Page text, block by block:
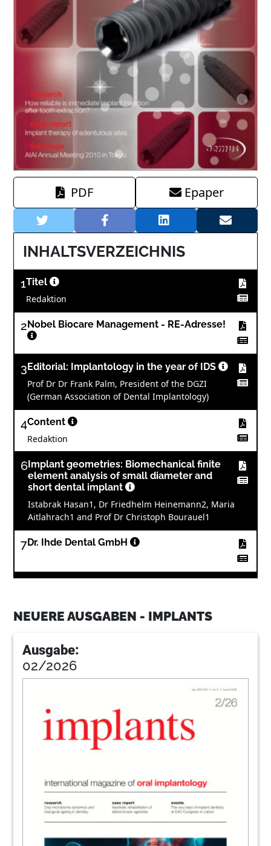
PDF Epaper
INHALTSVERZEICHNIS
1Titel
Redaktion
2 Nobel Biocare Management - RE-Adresse!
3 Editorial: Implantology in the year of IDS
Prof Dr Dr Frank Palm, President of the DGZI
(German Association of Dental Implantology)
4Content
Redaktion
6 Implant geometries: Biomechanical finite
element analysis of small diameter and
short dental implant
Istabrak Hasan1, Dr Friedhelm Heinemann2, Maria
Aitlahrach1 and Prof Dr Christoph Bourauel1
7Dr. Ihde Dental GmbH
extraction? A retrospective clinical
longitudinal study
Verena Stoll1, Prof Dr Dr Peter Stoll2, Dr Georg
Bach3, Prof Dr Dr Wolfgang Bähr4 & Dr Kai
Resorba Wundversorgung GmbH & Co. KG
based endo-implant algorithm (Part I)
Dr Kenneth S. Serota, USA
Straumann GmbH
NEUERE AUSGABEN - IMPLANTS
Ausgabe:
02/2026